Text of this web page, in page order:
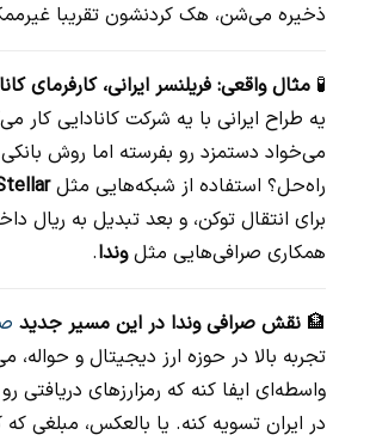
ذخیره می‌شن، هک کردنشون تقریبا
🧪 مثال واقعی: فریلنسر ایرانی، کارفرمای
یه طراح ایرانی با یه شرکت کانادایی کار
می‌خواد دستمزد رو بفرسته اما روش
راه‌حل؟ استفاده از شبکه‌هایی مثل
برای انتقال توکن، و بعد تبدیل به ریال
همکاری صرافی‌هایی مثلوندا.
🏦 نقش صرافی وندا در این مسیر جدید
تجربه بالا در حوزه ارز دیجیتال و
واسطه‌ای ایفا کنه که رمزارزهای دریافتی
در ایران تسویه کنه. یا بالعکس، مبلغی که